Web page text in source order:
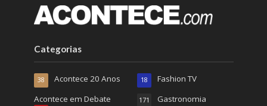
Categorias
Acontece 20 Anos
38
Acontece em Debate
Fashion TV
18
Gastronomia
171